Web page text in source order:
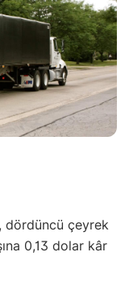
dördüncü çeyrek
0,13 dolar kâr